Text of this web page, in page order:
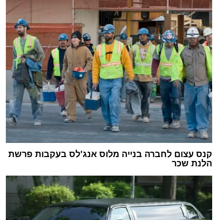
קנס עצום לחברה בנייה מלוס אנג'לס בעקבות פרשת
הלנת שכר